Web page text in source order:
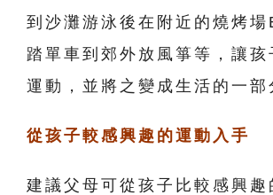
到沙灘游泳後在附近的燒烤場
踏單車到郊外放風箏等，讓孩
運動，並將之變成生活的一部
從孩子較感興趣的運動入手
建議父母可從孩子比較感興趣